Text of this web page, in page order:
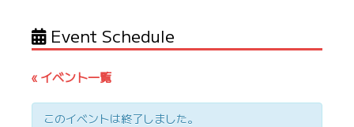
Event Schedule
« イベント一覧
このイベントは終了しました。